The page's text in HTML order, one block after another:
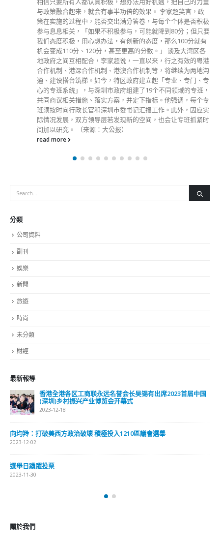
职警员，2016年晋升助理警务处长，主管服务质素监管部。
戴尚诚 戴尚诚现年55岁，自2021年起任建筑署工程策划总
监。 戴尚诚为建筑师，在建筑界工作超过30年。他于1993年
加入政府，任职助理建筑师，2012年升任总建筑师，2021年
晋升为政府建筑师。他曾在多个决策局及部门服务，包括发展
局及前民政事务局。 刘震 刘震现年52岁，自2015年起任财经
事务及库务局副秘书长（库务）。 刘震于1992年加入政务职
系，2021年晋升为首长级乙一级政务官。他曾在多个决策局及
部门服务，包括于行政长官办公室、前环境食物局，以及前环
境运输及工务局服务。他于2012年至2015年出任工业贸易署
副署长。 李夏茵医生 李夏茵医生现年50岁，自2022年7起任
医务卫生局基层医疗健康专员。 李夏茵医生于2008年加入医
院管理局行政管理团队，2016年晋升为策略发展总监。她曾为
多个专业组织服务，如担任香港麻醉科医学院及香港社会医学
香港大学公共卫生硕士，同时拥有多项专业资历，包括香港麻
分類
公司資料
副刊
娛樂
新聞
旅遊
未分類
財經
選舉日踴躍投票 文: 朱家健
抹黑候選人涉選舉舞弊 文: 朱家健